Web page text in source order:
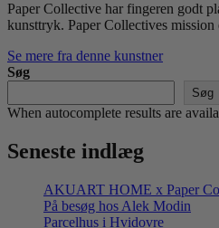
Paper Collective har fingeren godt
kunsttryk. Paper Collectives
Se mere fra denne kunstner
Søg
Søg
When autocomplete results are
Seneste indlæg
AKUART HOME x Paper
På besøg hos Alek Modin
Parcelhus i Hvidovre